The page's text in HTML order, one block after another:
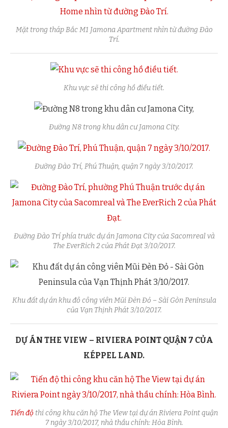
Mặt trong tháp Bắc M1 Jamona Apartment nhìn từ đường Đào
Trí.
Khu vực sẽ thi công hồ điều tiết.
Đường N8 trong khu dân cư Jamona City.
Đường Đào Trí, Phú Thuận, quận 7 ngày 3/10/2017.
Đường Đào Trí phía trước dự án Jamona City của Sacomreal và
The EverRich 2 của Phát Đạt 3/10/2017.
Khu đất dự án khu đô công viên Mũi Đèn Đỏ – Sài Gòn Peninsula
của Vạn Thịnh Phát 3/10/2017.
DỰ ÁN THE VIEW – RIVIERA POINT QUẬN 7 CỦA
KÉPPEL LAND.
Tiến độ thi công khu căn hộ The View tại dự án Riviera Point quận
7 ngày 3/10/2017, nhà thầu chính: Hòa Bình.